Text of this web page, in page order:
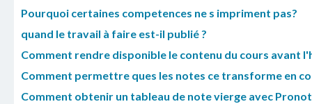
Pourquoi certaines competences ne s impriment pas?
quand le travail à faire est-il publié ?
Comment rendre disponible le contenu du cours avant
Comment permettre ques les notes ce transforme en
Comment obtenir un tableau de note vierge avec